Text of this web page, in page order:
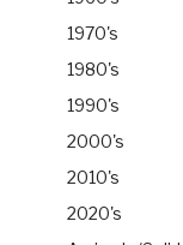
1970's
1980's
1990's
2000's
2010's
2020's